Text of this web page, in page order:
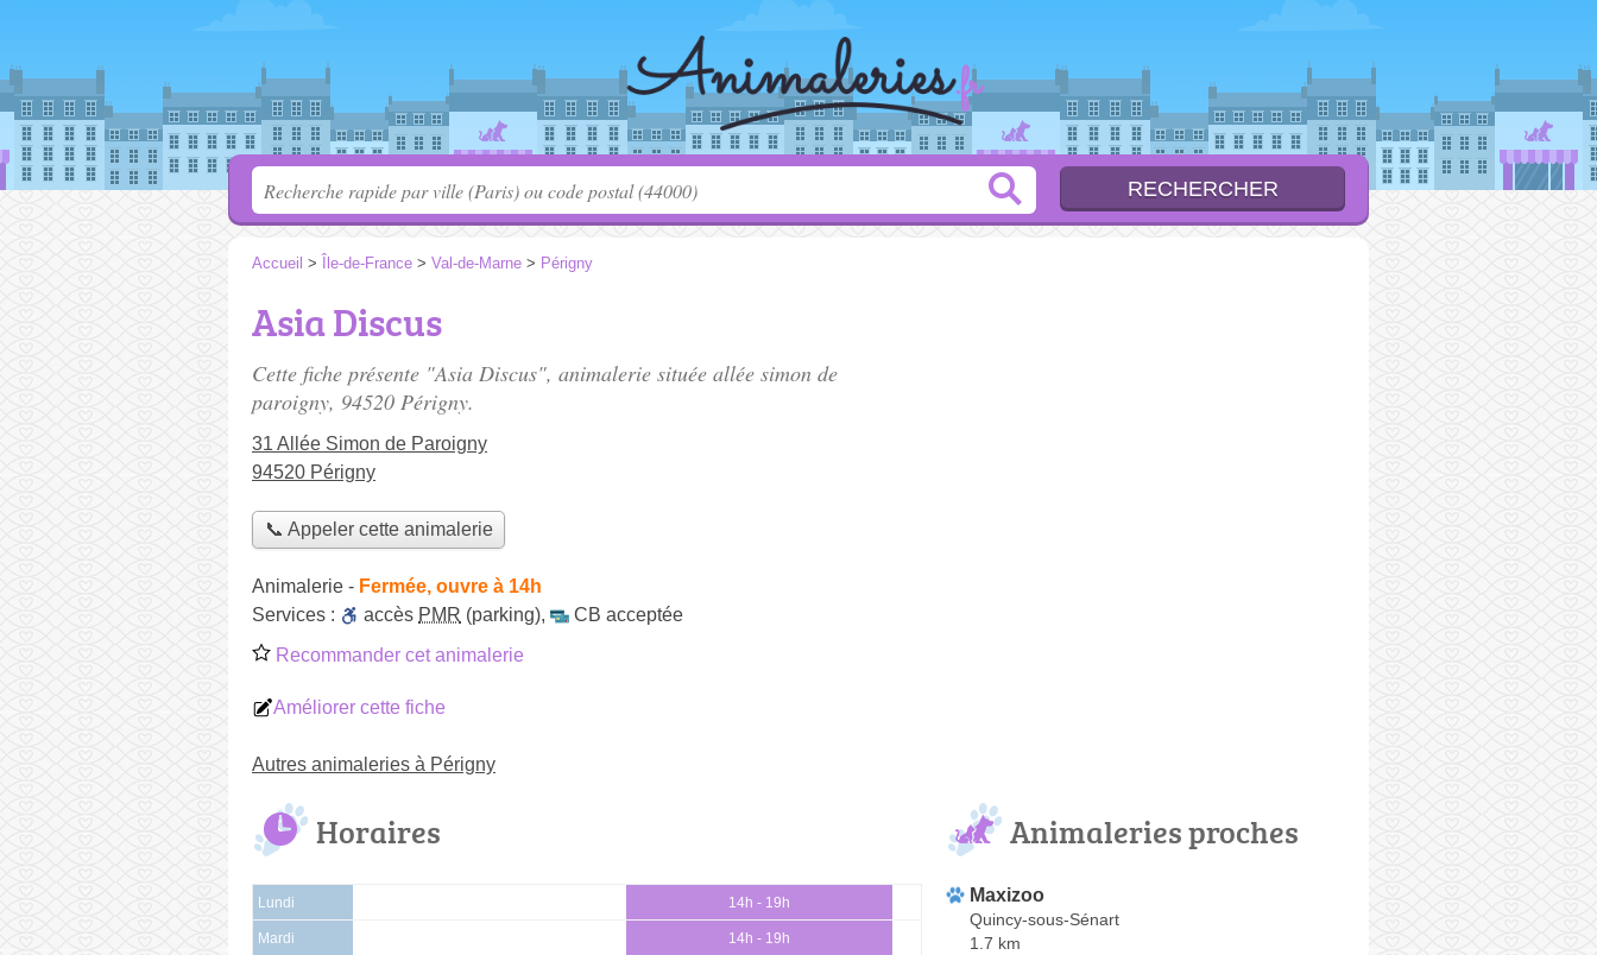
Accueil > Île-de-France > Val-de-Marne > Périgny
Asia Discus
Cette fiche présente "Asia Discus", animalerie située allée simon de
paroigny, 94520 Périgny.
31 Allée Simon de Paroigny
94520 Périgny
📞 Appeler cette animalerie
Animalerie - Fermée, ouvre à 14h
Services :
accès PMR (parking),
CB acceptée
Recommander cet animalerie
Améliorer cette fiche
Autres animaleries à Périgny
Horaires
Lundi 14h - 19h
Mardi 14h - 19h
Animaleries proches
Maxizoo
Quincy-sous-Sénart
1.7 km